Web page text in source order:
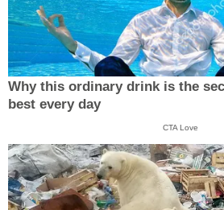
Why this ordinary drink is the
best every day
CTA Love